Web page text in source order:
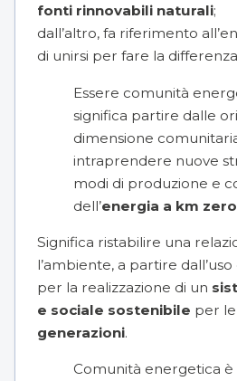
fonti rinnovabili naturali;
dall’altro, fa riferimento
di unirsi per fare la
Essere comunità
significa partire dalle
dimensione
intraprendere nuove
modi di produzione e
dell’energia a km zero
Significa ristabilire una
l’ambiente, a partire
per la realizzazione di un
e sociale sostenibile per
generazioni.
Comunità energetica